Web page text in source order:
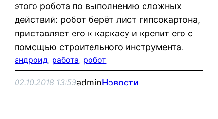
этого робота по выполнению сложных
действий: робот берёт лист гипсокартона,
приставляет его к каркасу и крепит его с
помощью строительного инструмента.
андроид, работа, робот
02.10.2018 13:59adminНовости